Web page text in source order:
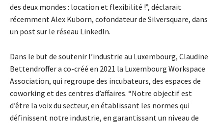
des deux mondes : location et flexibilité !”, déclarait
récemment Alex Kuborn, cofondateur de Silversquare, dans
un post sur le réseau LinkedIn.
Dans le but de soutenir l’industrie au Luxembourg, Claudine
Bettendroffer a co-créé en 2021 la Luxembourg Workspace
Association, qui regroupe des incubateurs, des espaces de
coworking et des centres d’affaires. “Notre objectif est
d’être la voix du secteur, en établissant les normes qui
définissent notre industrie, en garantissant un niveau de